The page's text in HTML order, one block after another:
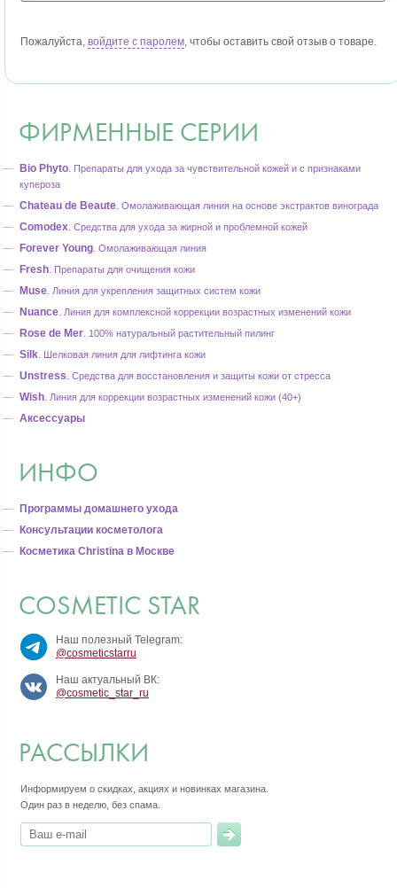
Пожалуйста, войдите с паролем, чтобы оставить свой отзыв о товаре.
ФИРМЕННЫЕ СЕРИИ
Bio Phyto. Препараты для ухода за чувствительной кожей и с признаками
купероза
Chateau de Beaute. Омолаживающая линия на основе экстрактов винограда
Comodex. Средства для ухода за жирной и проблемной кожей
Forever Young. Омолаживающая линия
Fresh. Препараты для очищения кожи
Muse. Линия для укрепления защитных систем кожи
Nuance. Линия для комплексной коррекции возрастных изменений кожи
Rose de Mer. 100% натуральный растительный пилинг
Silk. Шелковая линия для лифтинга кожи
Unstress. Средства для восстановления и защиты кожи от стресса
Wish. Линия для коррекции возрастных изменений кожи (40+)
Аксессуары
ИНФО
Программы домашнего ухода
Консультации косметолога
Косметика Christina в Москве
COSMETIC STAR
Наш полезный Telegram:
@cosmeticstarru
Наш актуальный ВК:
@cosmetic_star_ru
РАССЫЛКИ
Информируем о скидках, акциях и новинках магазина.
Один раз в неделю, без спама.